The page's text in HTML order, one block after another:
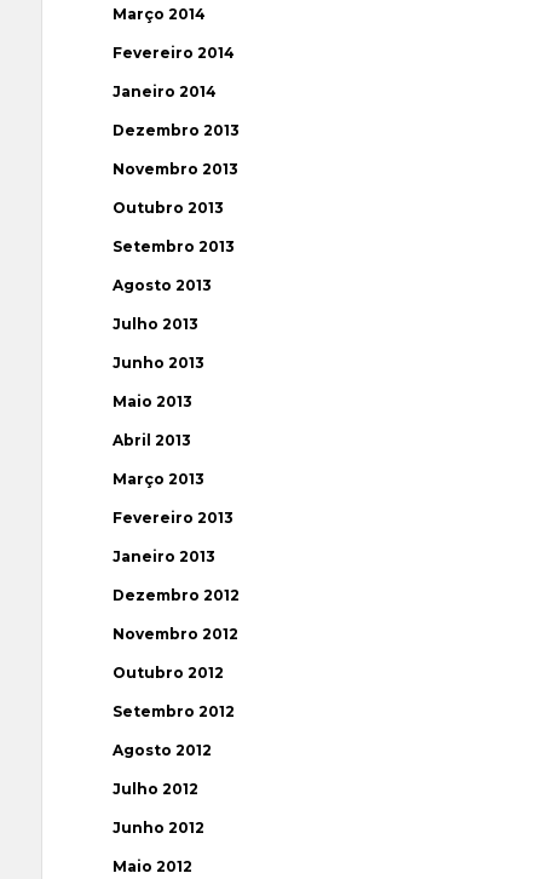
Março 2014
Fevereiro 2014
Janeiro 2014
Dezembro 2013
Novembro 2013
Outubro 2013
Setembro 2013
Agosto 2013
Julho 2013
Junho 2013
Maio 2013
Abril 2013
Março 2013
Fevereiro 2013
Janeiro 2013
Dezembro 2012
Novembro 2012
Outubro 2012
Setembro 2012
Agosto 2012
Julho 2012
Junho 2012
Maio 2012